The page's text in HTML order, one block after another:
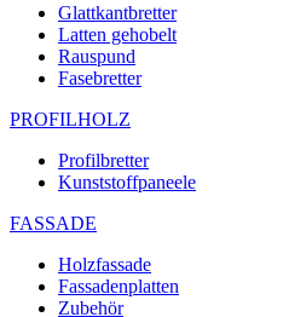
Glattkantbretter
Latten gehobelt
Rauspund
Fasebretter
PROFILHOLZ
Profilbretter
Kunststoffpaneele
FASSADE
Holzfassade
Fassadenplatten
Zubehör